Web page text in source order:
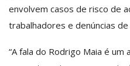
envolvem casos de risco de
trabalhadores e denúncias
“A fala do Rodrigo Maia é